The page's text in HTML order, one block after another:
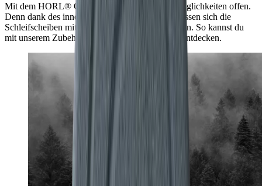
Mit dem HORL® Quick Lock stehen dir alle Möglichkeiten offen.
Denn dank des innovativen Verschlusssystems lassen sich die
Schleifscheiben mit nur einem Handgriff wechseln. So kannst du
mit unserem Zubehör noch mehr Schärfe-Level entdecken.